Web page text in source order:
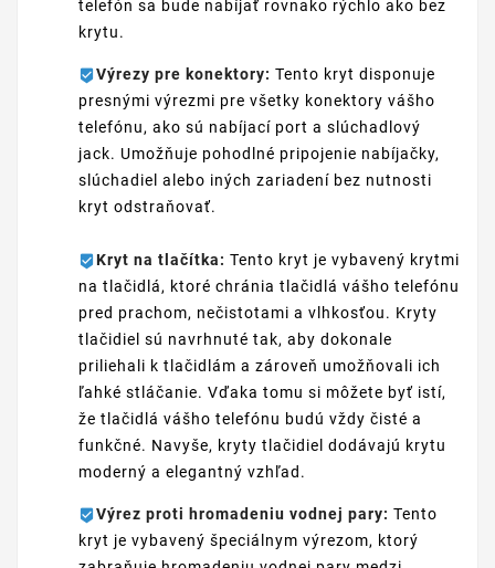
telefón sa bude nabíjať rovnako rýchlo ako bez
krytu.
Výrezy pre konektory: Tento kryt disponuje
presnými výrezmi pre všetky konektory vášho
telefónu, ako sú nabíjací port a slúchadlový
jack. Umožňuje pohodlné pripojenie nabíjačky,
slúchadiel alebo iných zariadení bez nutnosti
kryt odstraňovať.
Kryt na tlačítka: Tento kryt je vybavený krytmi
na tlačidlá, ktoré chránia tlačidlá vášho telefónu
pred prachom, nečistotami a vlhkosťou. Kryty
tlačidiel sú navrhnuté tak, aby dokonale
priliehali k tlačidlám a zároveň umožňovali ich
ľahké stláčanie. Vďaka tomu si môžete byť istí,
že tlačidlá vášho telefónu budú vždy čisté a
funkčné. Navyše, kryty tlačidiel dodávajú krytu
moderný a elegantný vzhľad.
Výrez proti hromadeniu vodnej pary: Tento
kryt je vybavený špeciálnym výrezom, ktorý